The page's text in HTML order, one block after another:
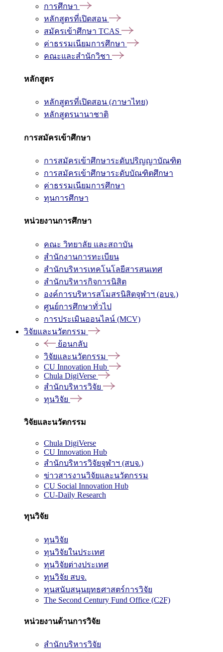
การศึกษา
หลักสูตรที่เปิดสอน
สมัครเข้าศึกษา TCAS
ค่าธรรมเนียมการศึกษา
คณะและสำนักวิชา
หลักสูตร
หลักสูตรที่เปิดสอน (ภาษาไทย)
หลักสูตรนานาชาติ
การสมัครเข้าศึกษา
การสมัครเข้าศึกษาระดับปริญญาบัณฑิต
การสมัครเข้าศึกษาระดับบัณฑิตศึกษา
ค่าธรรมเนียมการศึกษา
ทุนการศึกษา
หน่วยงานการศึกษา
คณะ วิทยาลัย และสถาบัน
สำนักงานการทะเบียน
สำนักบริหารเทคโนโลยีสารสนเทศ
สำนักบริหารกิจการนิสิต
องค์การบริหารสโมสรนิสิตจุฬาฯ (อบจ.)
ศูนย์การศึกษาทั่วไป
การประเมินออนไลน์ (MCV)
วิจัยและนวัตกรรม
ย้อนกลับ
วิจัยและนวัตกรรม
CU Innovation Hub
Chula DigiVerse
สำนักบริหารวิจัย
ทุนวิจัย
วิจัยและนวัตกรรม
Chula DigiVerse
CU Innovation Hub
สำนักบริหารวิจัยจุฬาฯ (สบจ.)
ข่าวสารงานวิจัยและนวัตกรรม
CU Social Innovation Hub
CU-Daily Research
ทุนวิจัย
ทุนวิจัย
ทุนวิจัยในประเทศ
ทุนวิจัยต่างประเทศ
ทุนวิจัย สบจ.
ทุนสนับสนุนยุทธศาสตร์การวิจัย
The Second Century Fund Office (C2F)
หน่วยงานด้านการวิจัย
สำนักบริหารวิจัย